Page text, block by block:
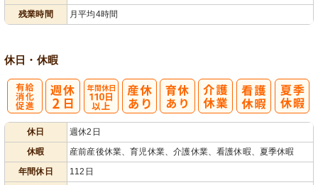
残業時間
月平均4時間
休日・休暇
休日
週休2日
休暇
産前産後休業、育児休業、介護休業、看護休暇、夏季休暇
年間休日
112日